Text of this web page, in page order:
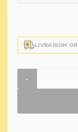
LIVRAISON
-